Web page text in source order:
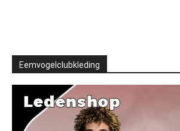
Eemvogelclubkleding